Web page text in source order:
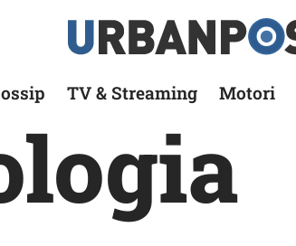
TV & Streaming Motori